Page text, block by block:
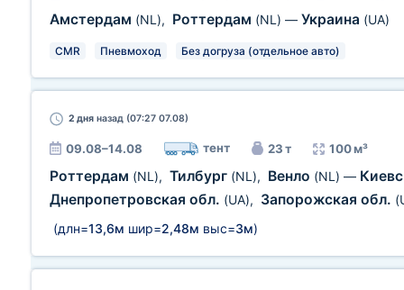
Амстердам (NL), Роттердам (NL) — Украина (UA)
CMR Пневмоход Без догруза (отдельное авто)
2 дня назад (07:27 07.08)
09.08–14.08 тент 23 т 100 м³
Роттердам (NL), Тилбург (NL), Венло (NL) —
Днепропетровская обл. (UA), Запорожская обл.
(длн=13,6м шир=2,48м выс=3м)